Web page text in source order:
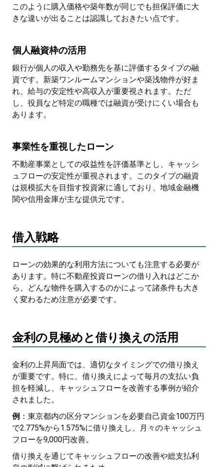
このように購入価格や築年数が同じでも担保評価に大
きな違いが出ることは認識しておきたい点です。
個人融資枠の活用
銀行が個人の収入や勤務先を基に評価するタイプの融
資です。新築ワンルームマンションや築浅物件が好ま
れ、給与の安定性や高収入が重要視されます。ただ
し、役員など特定の職種では融資が受けにくい場合も
あります。
事業性を重視したローン
不動産事業としての収益性を評価基準とし、キャッシ
ュフローの安定性が重視されます。このタイプの融資
は規模拡大を目指す投資家に適しており、地域金融機
関や信用金庫が主な提供元です。
借入戦略
ローンの効果的な利用方法についても注意する必要が
あります。特に不動産投資ローンの借り入れはどこか
ら、どんな物件を購入するのかによって諸条件も大き
く変わるため注意が必要です。
金利の見極めと借り換えの活用
金利の上昇局面では、適切なタイミングでの借り換え
が重要です。特に、借り換えによって毎月の支払い負
担を軽減し、キャッシュフローを改善する事例が紹介
されました。
例 ：東京都内の区分マンションを必要自己資金100万円
で2.775%から1.575%に借り換えし、月々のキャッシュ
フローを9,000円改善。
借り換えを通じてキャッシュフローの改善や総支払利